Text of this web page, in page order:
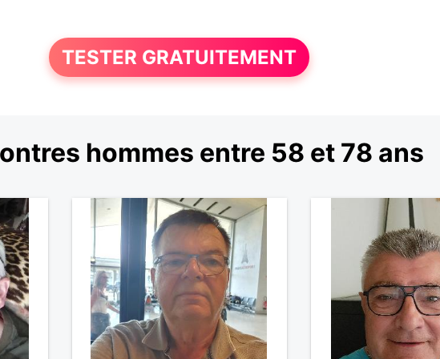
TESTER GRATUITEMENT
hommes entre 58 et 78 ans